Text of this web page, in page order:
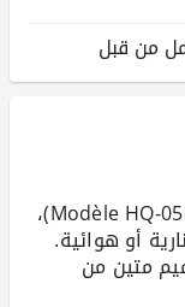
من قبل
منفاخ الهواء المحمول عالي الضغط (Modèle HQ-05B)،
أو هوائية.
متين من